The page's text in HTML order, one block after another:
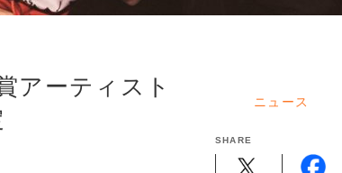
アーティスト
ニュース
SHARE